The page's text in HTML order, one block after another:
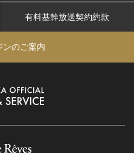
有料基幹放送契約約款
ンのご案内